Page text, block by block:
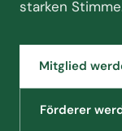
starken
Mitglied
Förderer